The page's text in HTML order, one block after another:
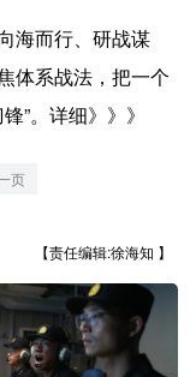
西藏
宁夏
한국어
海而行、研战谋
体系战法，把一个
”。 详细》》》
页
【责任编辑:徐海知 】